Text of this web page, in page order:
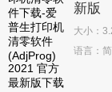
新版
大小：
语言：